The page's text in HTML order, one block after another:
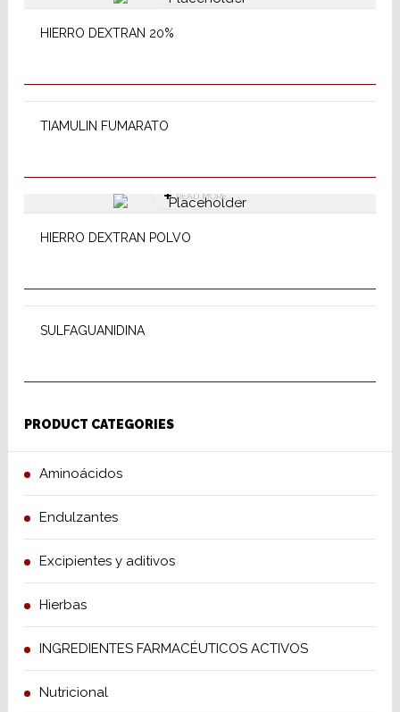
HIERRO DEXTRAN 20%
TIAMULIN FUMARATO
READ MORE
HIERRO DEXTRAN POLVO
READ MORE
SULFAGUANIDINA
READ MORE
PRODUCT CATEGORIES
Aminoácidos
Endulzantes
Excipientes y aditivos
Hierbas
INGREDIENTES FARMACÉUTICOS ACTIVOS
Nutricional